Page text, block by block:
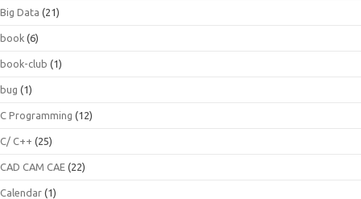
Big Data (21)
book (6)
book-club (1)
bug (1)
C Programming (12)
C/ C++ (25)
CAD CAM CAE (22)
Calendar (1)